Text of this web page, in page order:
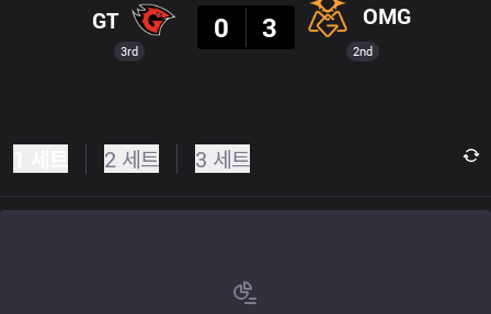
3rd
GT
0
3 OMG
2nd
2 세트 3 세트